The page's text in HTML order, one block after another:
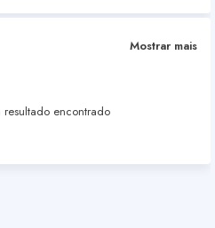
Mostrar mais
resultado encontrado